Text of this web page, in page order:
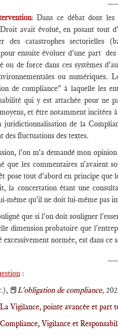
: Dans ce débat dont
avait évolué, en posant tout
des catastrophes sectorielles
ensuite évoluer d'une part
ou de force dans ces systèmes
ou
de compliance" à laquelle les
qui y est attachée pour ne
et être notamment incitées
juridictionnalisation de la
des fluctuations des textes.
l'on m'a demandé mon
que les commentaires n'avaient
pose tout d'abord en principe que
la concertation étant une
même qu'il ne doit lui-même pas
que si l'on doit souligner
dimension probatoire que
normée, est dans
:
📕L'obligation de compliance,
La Vigilance, pointe avancée et part
Compliance, Vigilance et